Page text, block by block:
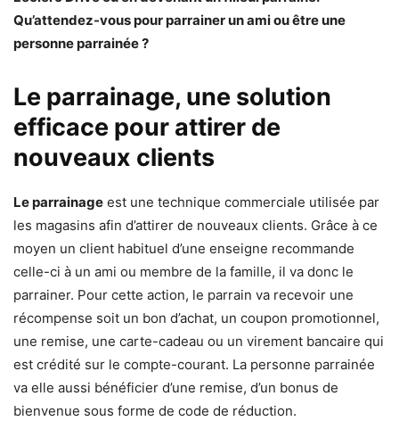
Qu’attendez-vous pour parrainer un ami ou être une
personne parrainée ?
Le parrainage, une solution
efficace pour attirer de
nouveaux clients
Le parrainage est une technique commerciale utilisée par
les magasins afin d’attirer de nouveaux clients. Grâce à ce
moyen un client habituel d’une enseigne recommande
celle-ci à un ami ou membre de la famille, il va donc le
parrainer. Pour cette action, le parrain va recevoir une
récompense soit un bon d’achat, un coupon promotionnel,
une remise, une carte-cadeau ou un virement bancaire qui
est crédité sur le compte-courant. La personne parrainée
va elle aussi bénéficier d’une remise, d’un bonus de
bienvenue sous forme de code de réduction.